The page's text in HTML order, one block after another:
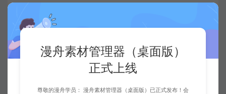
立即下载
漫舟素材管理器（桌面版）
正式上线
尊敬的漫舟学员： 漫舟素材管理器（桌面版）已正式发布！会